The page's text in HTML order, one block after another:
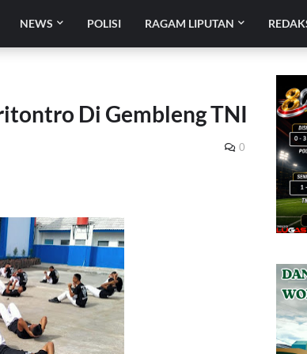
NEWS POLISI RAGAM LIPUTAN
Di Gembleng TNI
0